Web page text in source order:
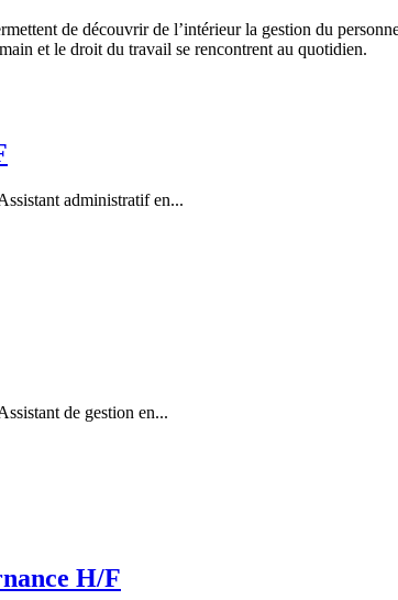
de découvrir de l’intérieur la gestion du
et le droit du travail se rencontrent au quotidien.
administratif en...
de gestion en...
H/F